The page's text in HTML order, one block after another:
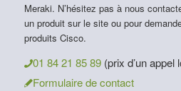
Meraki. N’hésitez pas à nous
un produit sur le site ou pour
produits Cisco.
01 84 21 85 89 (prix d’un appel
Formulaire de contact